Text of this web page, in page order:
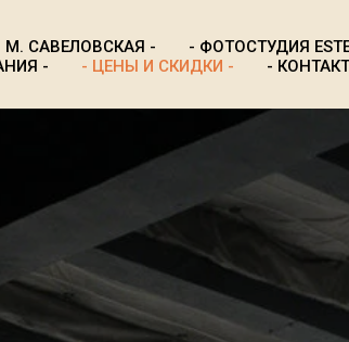
М. САВЕЛОВСКАЯ -
- ФОТОСТУДИЯ
-
- ЦЕНЫ И СКИДКИ - -